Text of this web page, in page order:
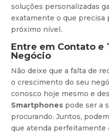
soluções personalizadas
exatamente o que precisa
próximo nível.
Entre em Contato e
Negócio
Não deixe que a falta de
o crescimento do seu
conosco hoje mesmo e
Smartphones pode ser a
procurando. Juntos,
que atenda perfeitamente